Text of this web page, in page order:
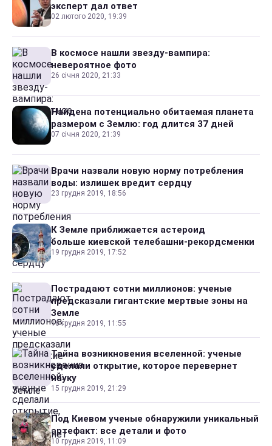
эксперт дал ответ
02 лютого 2020, 19:39
В космосе нашли звезду-вампира:
невероятное фото
26 січня 2020, 21:33
Найдена потенциально обитаемая планета
размером с Землю: год длится 37 дней
07 січня 2020, 21:39
Врачи назвали новую норму потребления
воды: излишек вредит сердцу
23 грудня 2019, 18:56
К Земле приближается астероид
больше киевской телебашни-рекордсменки
19 грудня 2019, 17:52
Пострадают сотни миллионов: ученые
предсказали гигантские мертвые зоны на
Земле
16 грудня 2019, 11:55
Тайна возникновения вселенной: ученые
сделали открытие, которое перевернет
науку
15 грудня 2019, 21:29
Под Киевом ученые обнаружили уникальный
артефакт: все детали и фото
10 грудня 2019, 11:09